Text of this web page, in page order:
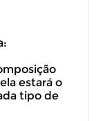
estará o
tipo de